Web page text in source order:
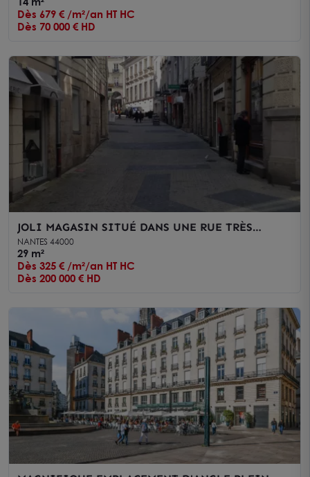
Dès 679 € /m²/an HT HC
Dès 70 000 € HD
JOLI MAGASIN SITUÉ DANS UNE RUE TRÈS
COMMERÇANTE
NANTES 44000
29 m²
Dès 325 € /m²/an HT HC
Dès 200 000 € HD